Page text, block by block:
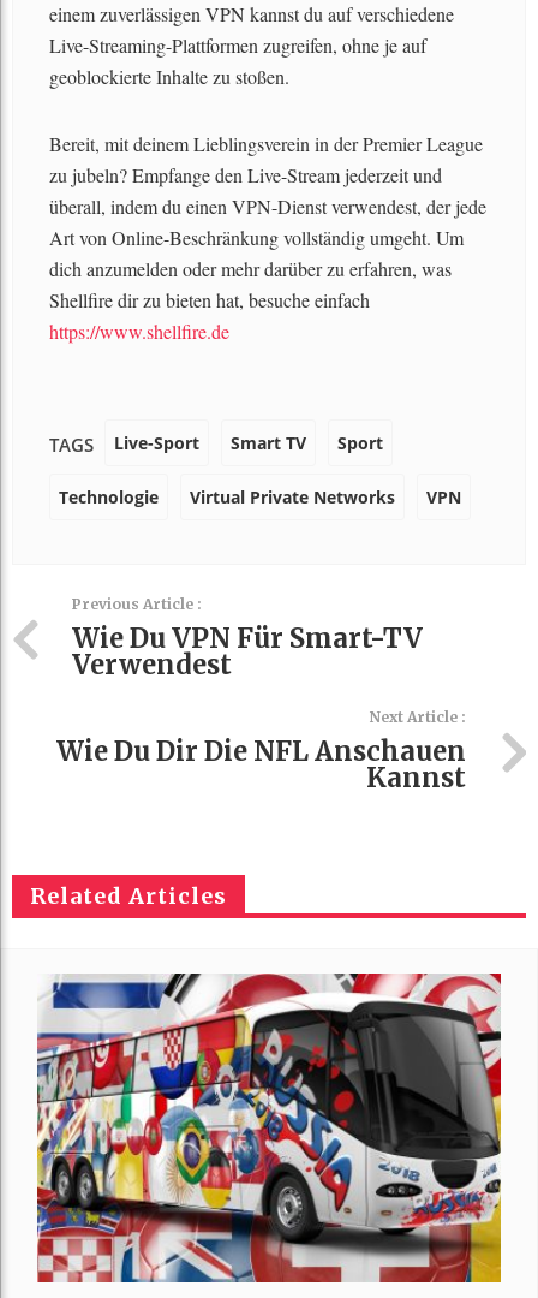
einem zuverlässigen VPN kannst du auf verschiedene
Live-Streaming-Plattformen zugreifen, ohne je auf
geoblockierte Inhalte zu stoßen.
Bereit, mit deinem Lieblingsverein in der Premier League
zu jubeln? Empfange den Live-Stream jederzeit und
überall, indem du einen VPN-Dienst verwendest, der jede
Art von Online-Beschränkung vollständig umgeht. Um
dich anzumelden oder mehr darüber zu erfahren, was
Shellfire dir zu bieten hat, besuche einfach
https://www.shellfire.de
TAGS Live-Sport Smart TV Sport
Technologie Virtual Private Networks VPN
Previous Article :
Wie Du VPN Für Smart-TV
Verwendest
Next Article :
Wie Du Dir Die NFL Anschauen
Kannst
Related Articles